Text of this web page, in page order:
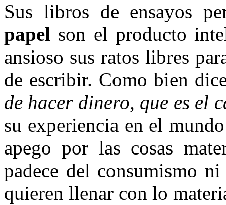
Sus libros de ensayos
papel son el producto
ansioso sus ratos libres
de escribir. Como bien
de hacer dinero, que es el
su experiencia en el
apego por las cosas
padece del consumismo
quieren llenar con lo